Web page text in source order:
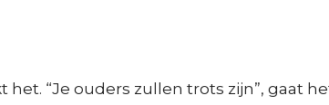
“Je ouders zullen trots zijn”, gaat